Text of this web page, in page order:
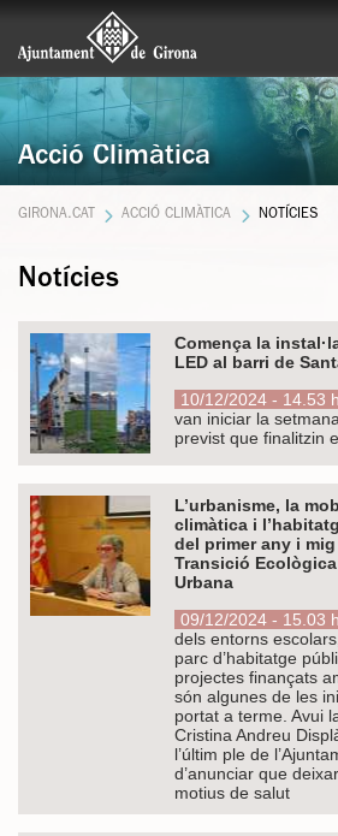
Acció Climàtica
GIRONA.CAT ACCIÓ CLIMÀTICA NOTÍCIES
Notícies
Comença la
LED al barri de
10/12/2024 - 14.53 h
van iniciar la
previst que finalitzin
L’urbanisme, la
climàtica i
del primer any i mig
Transició
Urbana
09/12/2024 - 15.03 h
dels entorns
parc d’habitatge
projectes finançats
són algunes de les
portat a terme. Avui
Cristina Andreu
l’últim ple de
d’anunciar que
motius de salut